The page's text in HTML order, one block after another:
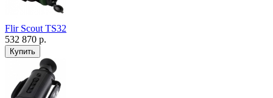
Flir Scout TS32
532 870 р.